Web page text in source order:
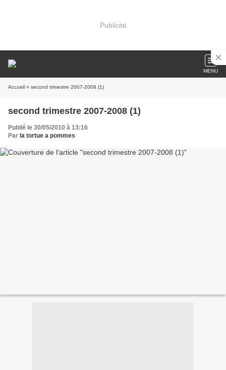
Publicité
MENU
Accueil » second trimestre 2007-2008 (1)
second trimestre 2007-2008 (1)
Publié le 30/05/2010 à 13:16
Par la tortue a pommes